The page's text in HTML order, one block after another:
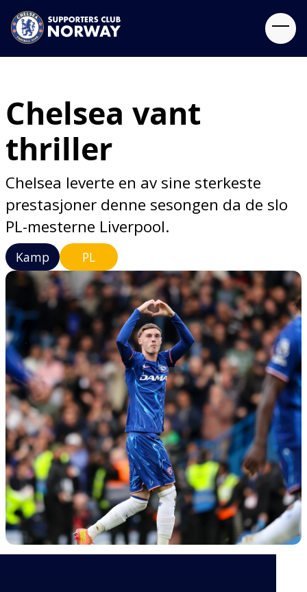
Chelsea vant
thriller
Chelsea leverte en av sine sterkeste
prestasjoner denne sesongen da de slo
PL-mesterne Liverpool.
Kamp PL